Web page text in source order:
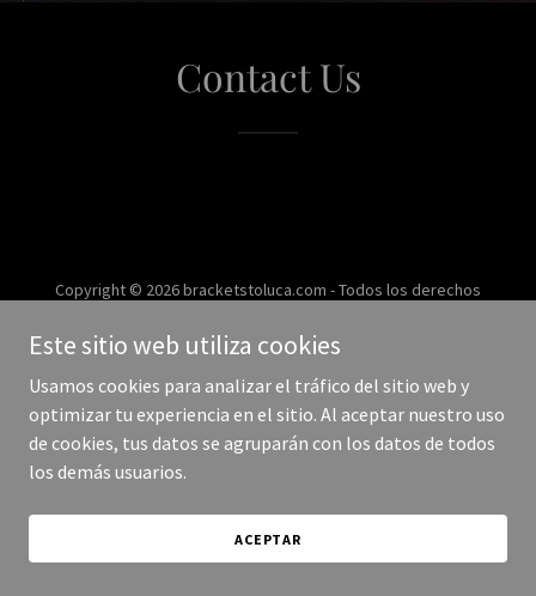
Contact Us
Copyright © 2026 bracketstoluca.com - Todos los derechos
Este sitio web utiliza cookies
Usamos cookies para analizar el tráfico del sitio web y
optimizar tu experiencia en el sitio. Al aceptar nuestro uso
de cookies, tus datos se agruparán con los datos de todos
los demás usuarios.
ACEPTAR